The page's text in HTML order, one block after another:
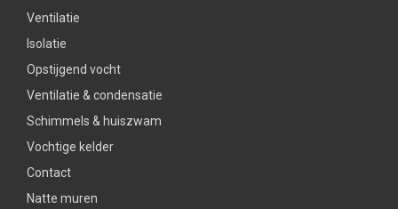
Ventilatie
Isolatie
Opstijgend vocht
Ventilatie & condensatie
Schimmels & huiszwam
Vochtige kelder
Contact
Natte muren